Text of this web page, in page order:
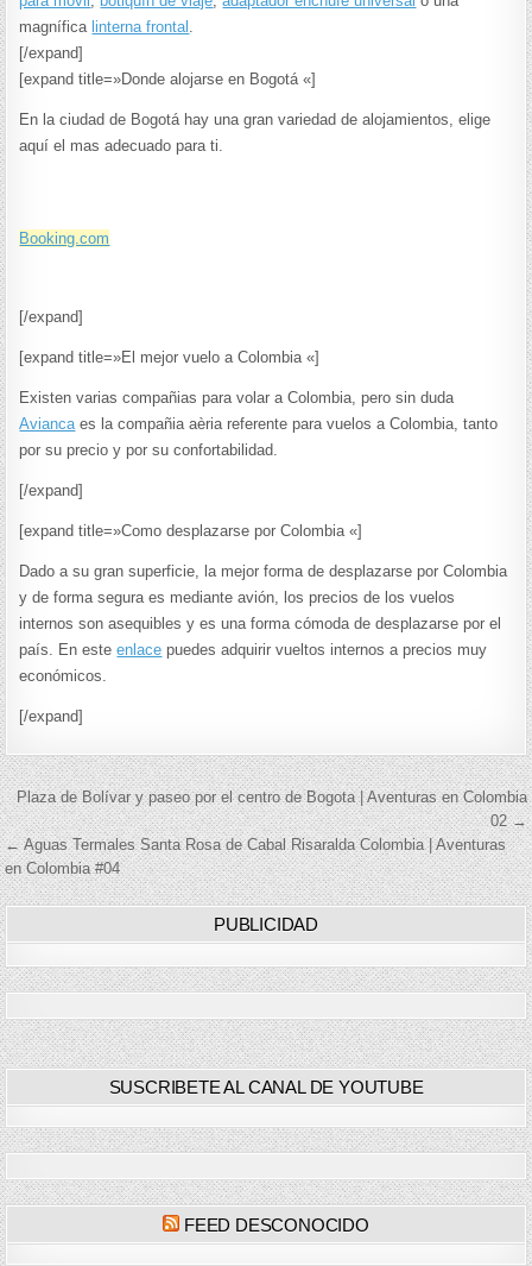
magníficalinterna frontal
[/expand]
[expand title=»Donde alojarse en Bogotá «]
En la ciudad de Bogotá hay una gran variedad de alojamientos, elige
aquí el mas adecuado para ti.
Booking.com
[/expand]
[expand title=»El mejor vuelo a Colombia «]
Existen varias compañias para volar a Colombia, pero sin duda
Avianca es la compañia aèria referente para vuelos a Colombia, tanto
por su precio y por su confortabilidad.
[/expand]
[expand title=»Como desplazarse por Colombia «]
Dado a su gran superficie, la mejor forma de desplazarse por Colombia
y de forma segura es mediante avión, los precios de los vuelos
internos son asequibles y es una forma cómoda de desplazarse por el
país. En esteenlace puedes adquirir vueltos internos a precios muy
económicos.
[/expand]
Navegación
de
entradas
Plaza de Bolívar y paseo por el centro de Bogota | Aventuras en Colombia
02 →
← Aguas Termales Santa Rosa de Cabal Risaralda Colombia | Aventuras
en Colombia #04
PUBLICIDAD
SUSCRIBETE AL CANAL DE YOUTUBE
FEED DESCONOCIDO